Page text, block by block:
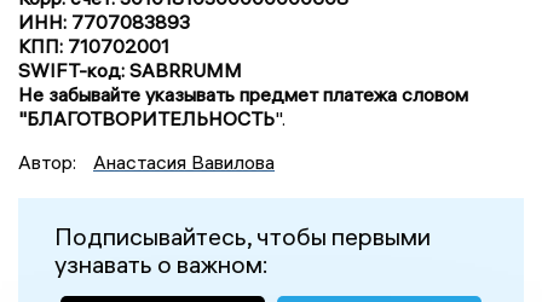
ИНН: 7707083893
КПП: 710702001
SWIFT-код: SABRRUMM
Не забывайте указывать предмет платежа словом
"БЛАГОТВОРИТЕЛЬНОСТЬ".
Автор:
Анастасия Вавилова
Подписывайтесь, чтобы первыми
узнавать о важном: